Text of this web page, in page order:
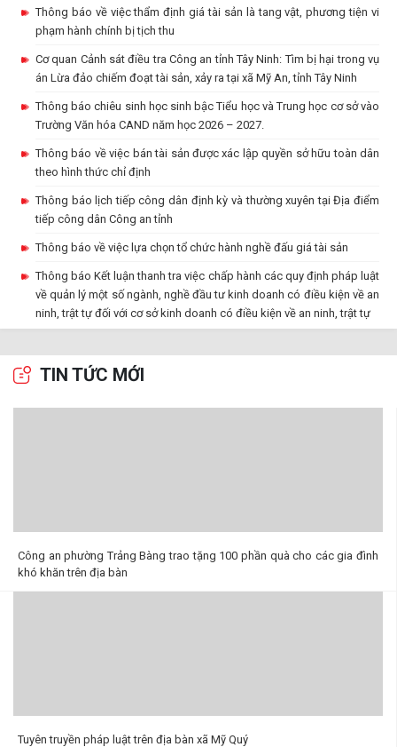
Anh hùng lực lượng vũ trang
Cục Công tác chính trị - Bộ Công an về nguồn nhân ngày Thương
binh Liệt sĩ
Thông báo về việc thẩm định giá tài sản là tang vật, phương tiện vi
phạm hành chính bị tịch thu
Cơ quan Cảnh sát điều tra Công an tỉnh Tây Ninh: Tìm bị hại trong vụ
án Lừa đảo chiếm đoạt tài sản, xảy ra tại xã Mỹ An, tỉnh Tây Ninh
Thông báo chiêu sinh học sinh bậc Tiểu học và Trung học cơ sở vào
Trường Văn hóa CAND năm học 2026 – 2027.
Thông báo về việc bán tài sản được xác lập quyền sở hữu toàn dân
theo hình thức chỉ định
Thông báo lịch tiếp công dân định kỳ và thường xuyên tại Địa điểm
tiếp công dân Công an tỉnh
Thông báo về việc lựa chọn tổ chức hành nghề đấu giá tài sản
Thông báo Kết luận thanh tra việc chấp hành các quy định pháp luật
về quản lý một số ngành, nghề đầu tư kinh doanh có điều kiện về an
ninh, trật tự đối với cơ sở kinh doanh có điều kiện về an ninh, trật tự
quyết thủ tục hành chính lĩnh vực cấp Phiếu lý lịch tư pháp thuộc
thẩm quyền giải quyết của Công an tỉnh Tây Ninh (Cơ sở 2)
Thông báo tìm người bị hại
TIN TỨC MỚI
Công an phường Trảng Bàng trao tặng 100 phần quà cho các gia đình
khó khăn trên địa bàn
Tuyên truyền pháp luật trên địa bàn xã Mỹ Quý